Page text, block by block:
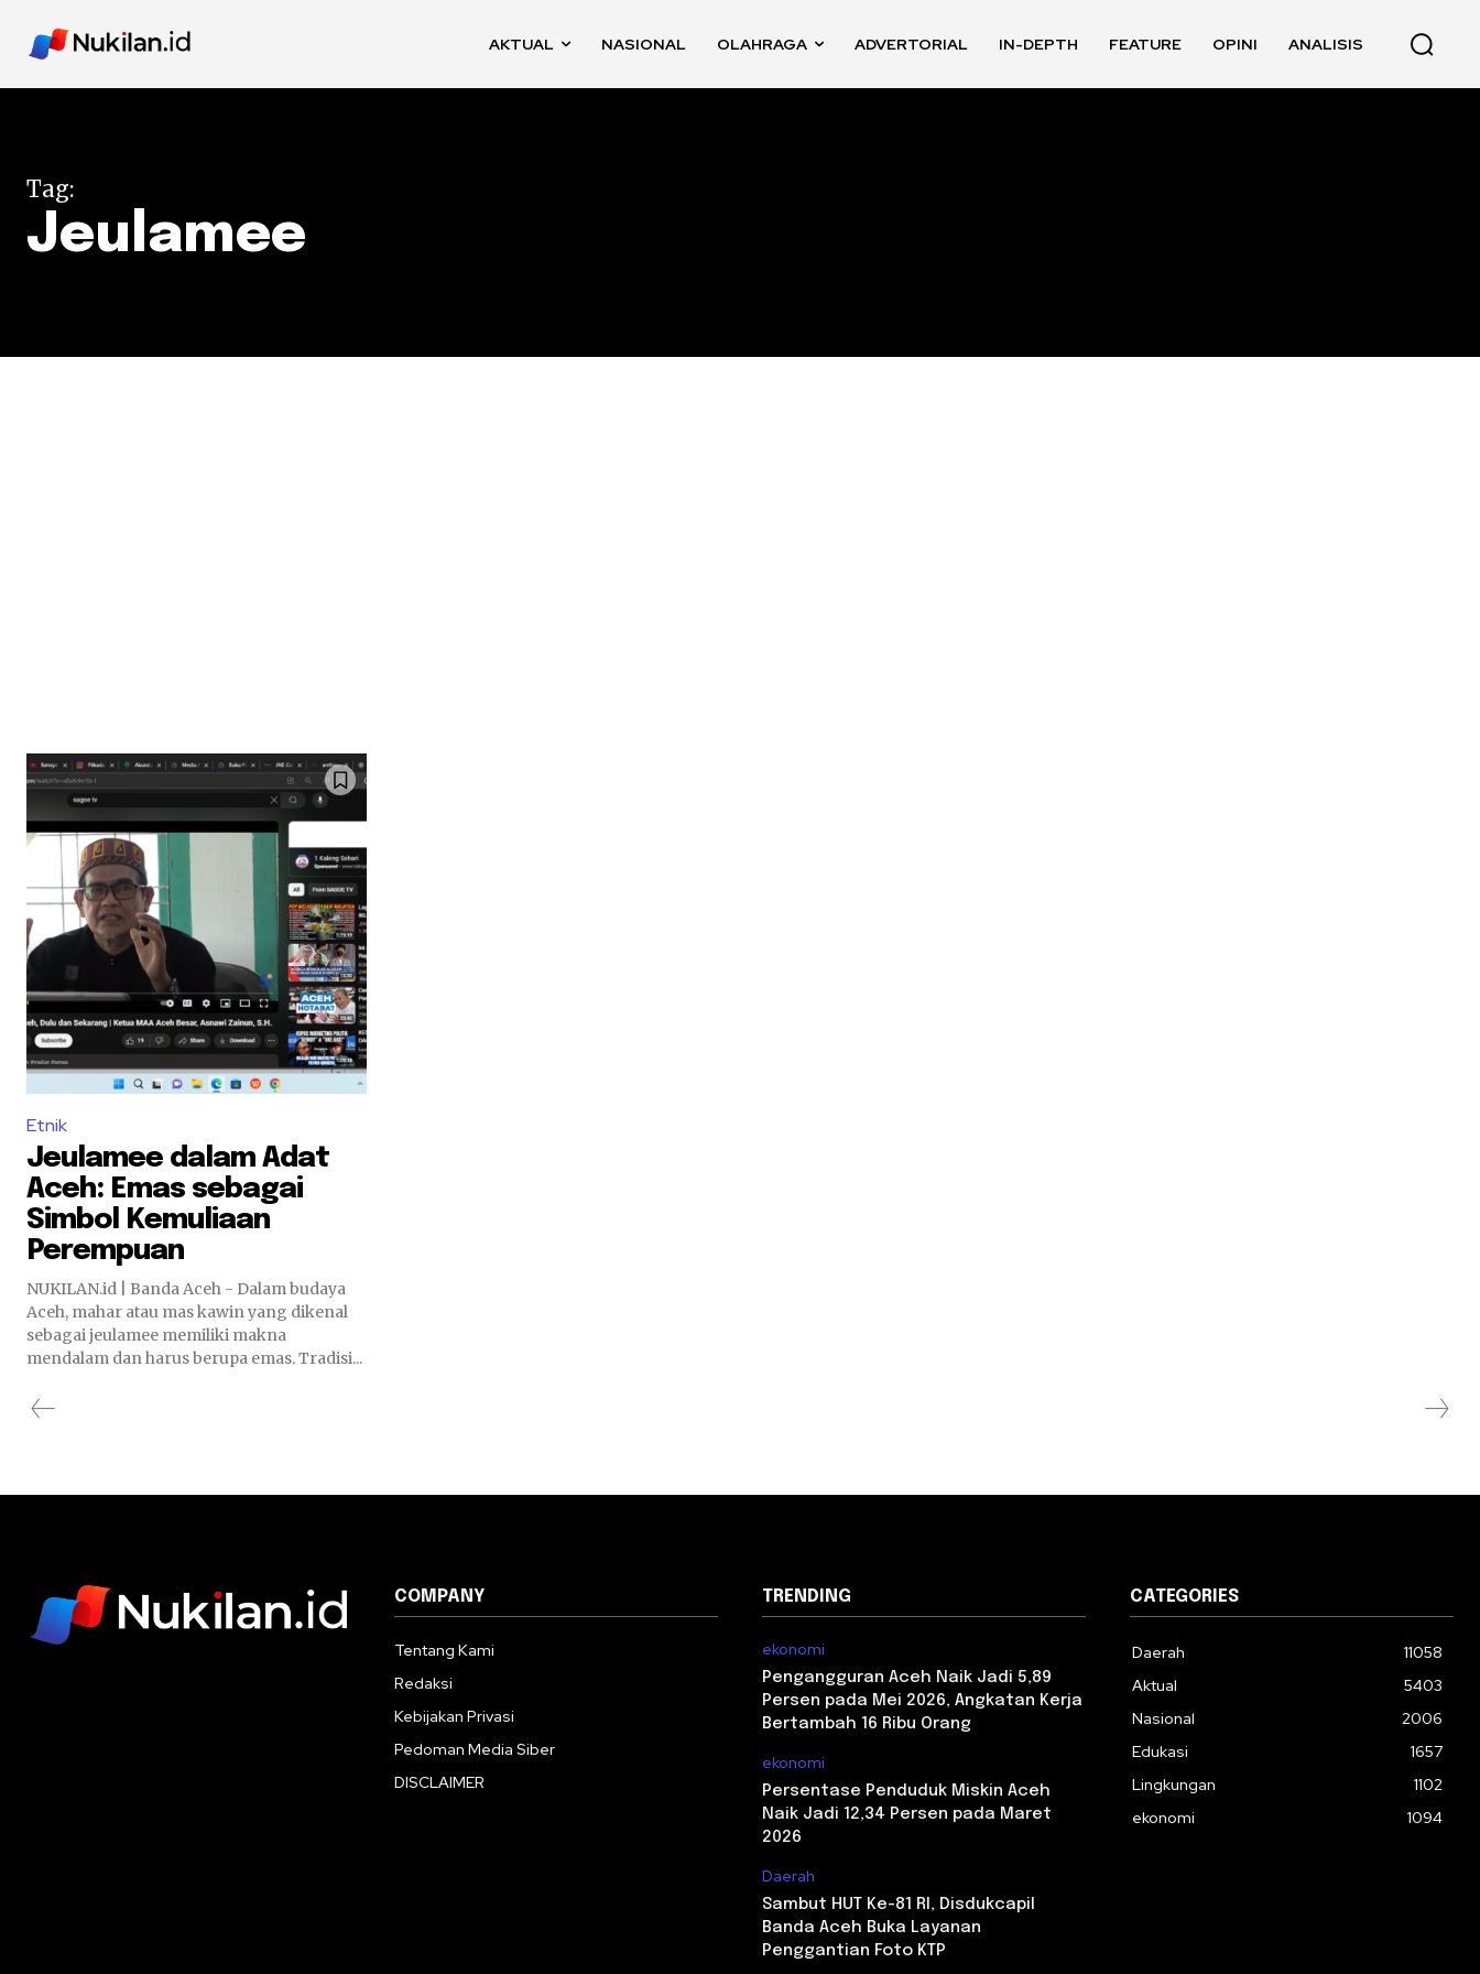
AKTUAL NASIONAL OLAHRAGA ADVERTORIAL IN-DEPTH FEATURE OPINI ANALISIS
Tag:
Jeulamee
Etnik
Jeulamee dalam Adat
Aceh: Emas sebagai
Simbol Kemuliaan
Perempuan
NUKILAN.id | Banda Aceh - Dalam budaya
Aceh, mahar atau mas kawin yang dikenal
sebagai jeulamee memiliki makna
mendalam dan harus berupa emas. Tradisi...
COMPANY
Tentang Kami
Redaksi
Kebijakan Privasi
Pedoman Media Siber
DISCLAIMER
TRENDING
ekonomi
Pengangguran Aceh Naik Jadi 5,89
Persen pada Mei 2026, Angkatan Kerja
Bertambah 16 Ribu Orang
ekonomi
Persentase Penduduk Miskin Aceh
Naik Jadi 12,34 Persen pada Maret
2026
Daerah
Sambut HUT Ke-81 RI, Disdukcapil
Banda Aceh Buka Layanan
Penggantian Foto KTP
CATEGORIES
Daerah
11058
Aktual
5403
Nasional
2006
Edukasi
1657
Lingkungan
1102
ekonomi
1094